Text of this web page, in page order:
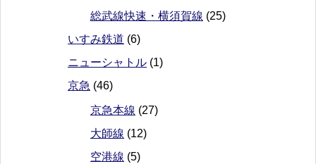
総武線快速・横須賀線 (25)
いすみ鉄道 (6)
ニューシャトル (1)
京急 (46)
京急本線 (27)
大師線 (12)
空港線 (5)